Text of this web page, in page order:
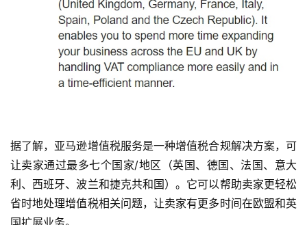
据了解，亚马逊增值税服务是一种增值税合规解决方案，可
让卖家通过最多七个国家/地区（英国、德国、法国、意大
利、西班牙、波兰和捷克共和国）。它可以帮助卖家更轻松
省时地处理增值税相关问题，让卖家有更多时间在欧盟和英